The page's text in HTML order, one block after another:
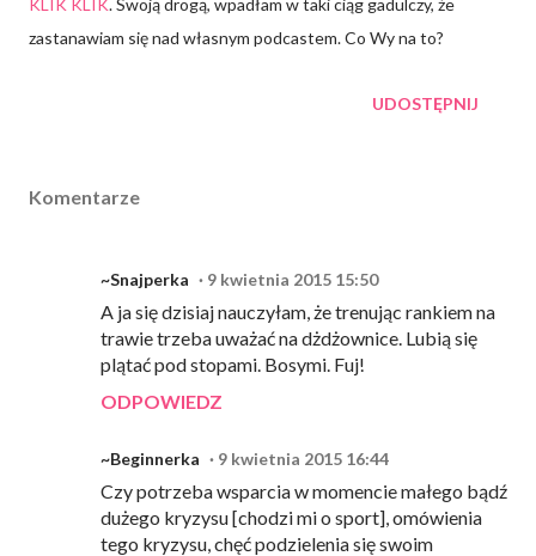
KLIK KLIK. Swoją drogą, wpadłam w taki ciąg gadulczy, że
zastanawiam się nad własnym podcastem. Co Wy na to?
UDOSTĘPNIJ
Komentarze
~Snajperka 9 kwietnia 2015 15:50
A ja się dzisiaj nauczyłam, że trenując rankiem na
trawie trzeba uważać na dżdżownice. Lubią się
plątać pod stopami. Bosymi. Fuj!
ODPOWIEDZ
~Beginnerka 9 kwietnia 2015 16:44
Czy potrzeba wsparcia w momencie małego bądź
dużego kryzysu [chodzi mi o sport], omówienia
tego kryzysu, chęć podzielenia się swoim